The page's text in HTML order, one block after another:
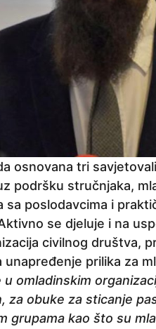
osnovana tri
podršku stručnjaka,
sa poslodavcima i
se djeluje i na
civilnog društva,
prilika za
omladinskim
za obuke za sticanje
grupama kao što su